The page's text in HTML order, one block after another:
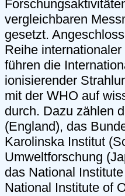
vergleichbaren
gesetzt.
Reihe
führen die
ionisierender
mit der WHO auf
durch. Dazu zählen
(England), das
Karolinska Institut
Umweltforschung
das National
National Institute of